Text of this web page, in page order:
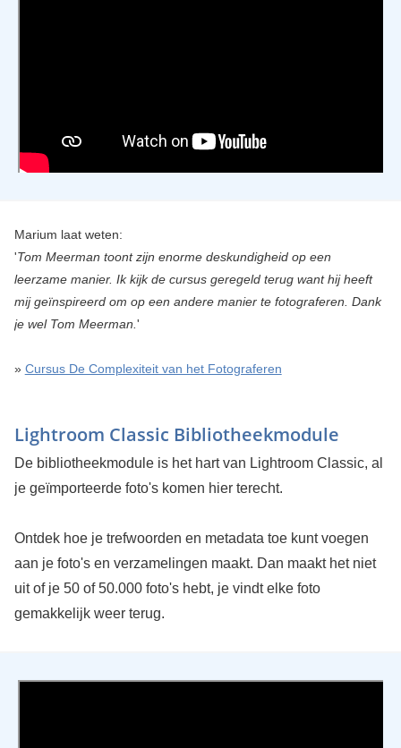
Marium laat weten:
'Tom Meerman toont zijn enorme deskundigheid op een
leerzame manier. Ik kijk de cursus geregeld terug want hij heeft
mij geïnspireerd om op een andere manier te fotograferen. Dank
je wel Tom Meerman. '
» Cursus De Complexiteit van het Fotograferen
Lightroom Classic Bibliotheekmodule
De bibliotheekmodule is het hart van Lightroom Classic, al
je geïmporteerde foto's komen hier terecht.
Ontdek hoe je trefwoorden en metadata toe kunt voegen
aan je foto's en verzamelingen maakt. Dan maakt het niet
uit of je 50 of 50.000 foto's hebt, je vindt elke foto
gemakkelijk weer terug.